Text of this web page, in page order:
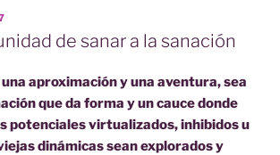
de sanar a la sanación
aproximación y una aventura, sea
que da forma y un cauce donde
potenciales virtualizados, inhibidos u
dinámicas sean explorados y